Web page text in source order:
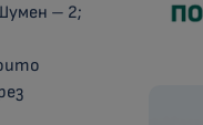
– 2;